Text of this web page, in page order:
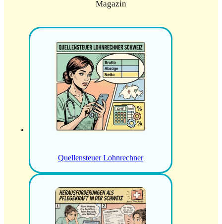
Magazin
Quellensteuer Lohnrechner